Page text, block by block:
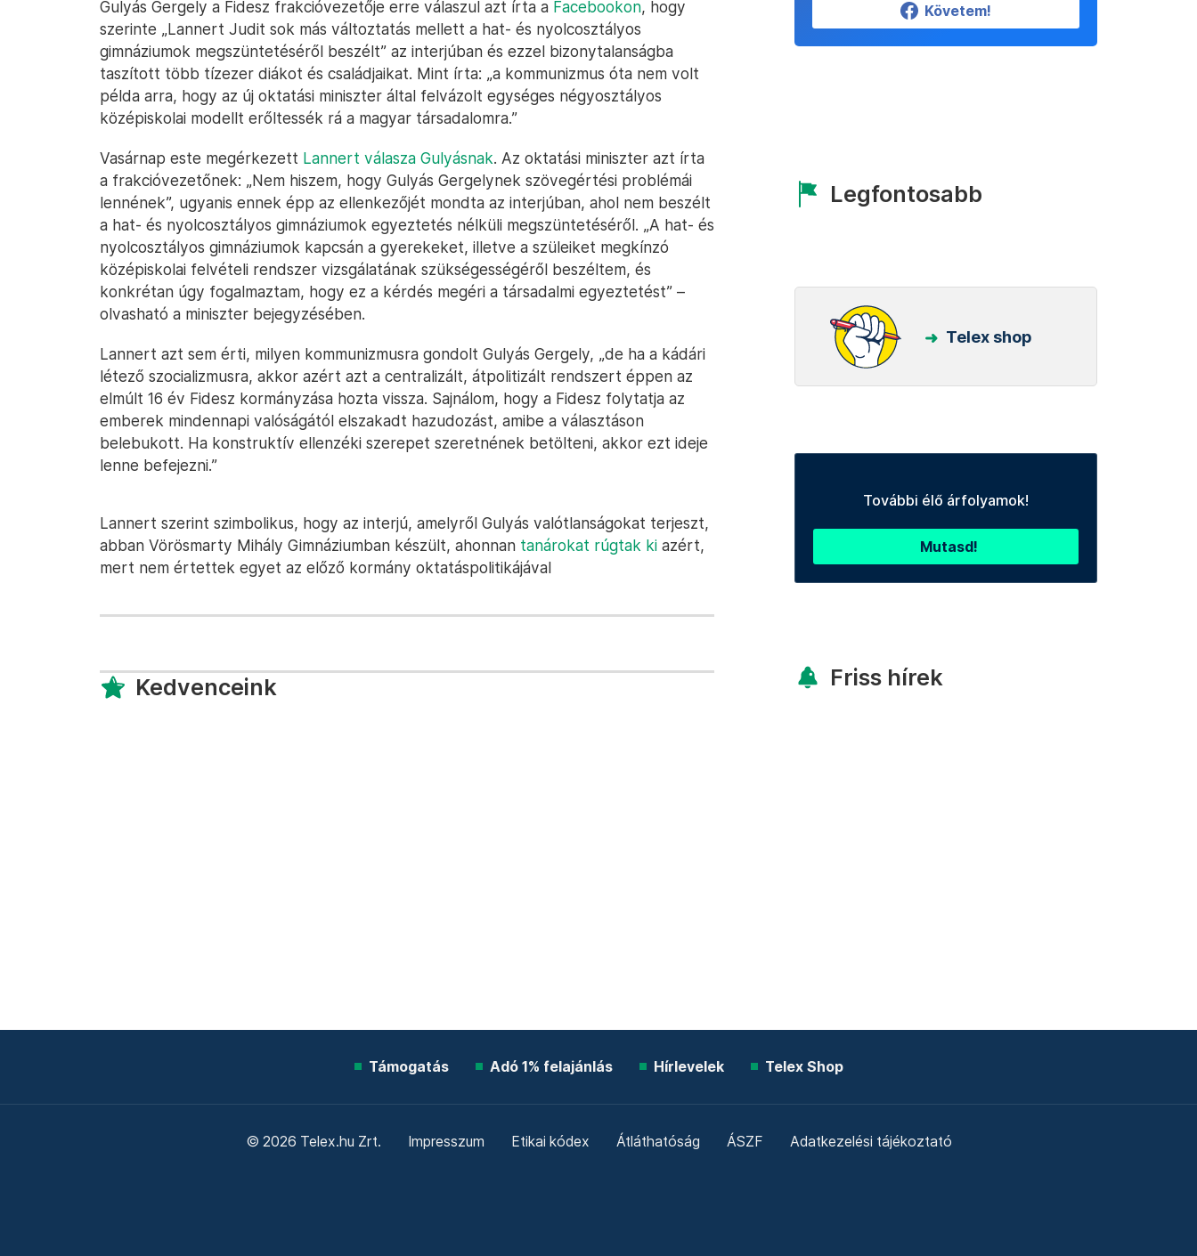
Gulyás Gergely a Fidesz frakcióvezetője erre válaszul azt írta a Facebookon, hogy
szerinte „Lannert Judit sok más változtatás mellett a hat- és nyolcosztályos
gimnáziumok megszüntetéséről beszélt” az interjúban és ezzel bizonytalanságba
taszított több tízezer diákot és családjaikat. Mint írta: „a kommunizmus óta nem volt
példa arra, hogy az új oktatási miniszter által felvázolt egységes négyosztályos
középiskolai modellt erőltessék rá a magyar társadalomra.”
Vasárnap este megérkezett Lannert válasza Gulyásnak. Az oktatási miniszter azt írta
a frakcióvezetőnek: „Nem hiszem, hogy Gulyás Gergelynek szövegértési problémái
lennének”, ugyanis ennek épp az ellenkezőjét mondta az interjúban, ahol nem beszélt
a hat- és nyolcosztályos gimnáziumok egyeztetés nélküli megszüntetéséről. „A hat- és
nyolcosztályos gimnáziumok kapcsán a gyerekeket, illetve a szüleiket megkínzó
középiskolai felvételi rendszer vizsgálatának szükségességéről beszéltem, és
konkrétan úgy fogalmaztam, hogy ez a kérdés megéri a társadalmi egyeztetést” –
olvasható a miniszter bejegyzésében.
Lannert azt sem érti, milyen kommunizmusra gondolt Gulyás Gergely, „de ha a kádári
létező szocializmusra, akkor azért azt a centralizált, átpolitizált rendszert éppen az
elmúlt 16 év Fidesz kormányzása hozta vissza. Sajnálom, hogy a Fidesz folytatja az
emberek mindennapi valóságától elszakadt hazudozást, amibe a választáson
belebukott. Ha konstruktív ellenzéki szerepet szeretnének betölteni, akkor ezt ideje
lenne befejezni.”
Lannert szerint szimbolikus, hogy az interjú, amelyről Gulyás valótlanságokat terjeszt,
abban Vörösmarty Mihály Gimnáziumban készült, ahonnan tanárokat rúgtak ki azért,
mert nem értettek egyet az előző kormány oktatáspolitikájával
Kedvenceink
Követem!
Legfontosabb
Telex shop
További élő árfolyamok!
Mutasd!
Friss hírek
Támogatás Adó 1% felajánlás Hírlevelek Telex Shop
© 2026 Telex.hu Zrt. Impresszum Etikai kódex Átláthatóság ÁSZF Adatkezelési tájékoztató